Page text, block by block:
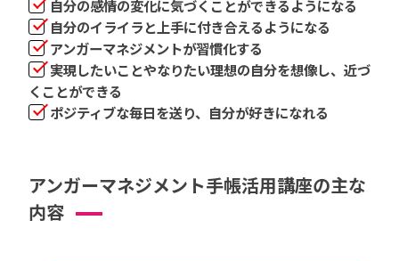
自分の感情の変化に気づくことができるようになる
自分のイライラと上手に付き合えるようになる
アンガーマネジメントが習慣化する
実現したいことやなりたい理想の自分を想像し、近づ
くことができる
ポジティブな毎日を送り、自分が好きになれる
アンガーマネジメント手帳活用講座の主な
内容